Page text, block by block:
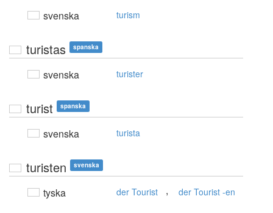
svenska turism
turistas spanska
svenska turister
turist spanska
svenska turista
turisten svenska
tyska der Tourist , der Tourist -en